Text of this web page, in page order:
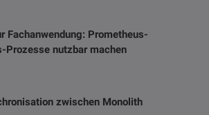
Fachanwendung: Prometheus-
Prozesse nutzbar machen
zwischen Monolith